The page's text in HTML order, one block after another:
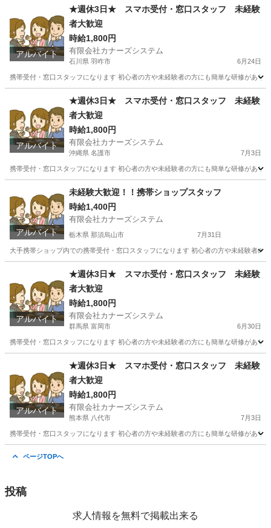
携帯ショップ スタッフ
アルバイト
★週休3日★ スマホ受付・窓口スタッフ 未経験
者大歓迎
時給1,800円
有限会社カナーズシステム
石川県 羽咋市 6月24日
携帯受付・窓口スタッフになります 初心者の方や未経験者の方にも簡単な研修があ
携帯ショップ スタッフ
アルバイト
★週休3日★ スマホ受付・窓口スタッフ 未経験
者大歓迎
時給1,800円
有限会社カナーズシステム
沖縄県 名護市 7月3日
携帯受付・窓口スタッフになります 初心者の方や未経験者の方にも簡単な研修があ
携帯ショップ スタッフ
アルバイト
未経験大歓迎！！携帯ショップスタッフ
時給1,400円
有限会社カナーズシステム
栃木県 那須烏山市 7月31日
大手携帯ショップ内での携帯受付・窓口スタッフになります 初心者の方や未経験者
那須烏山市 携帯ショップ スタッフ
アルバイト
★週休3日★ スマホ受付・窓口スタッフ 未経験
者大歓迎
時給1,800円
有限会社カナーズシステム
群馬県 富岡市 6月30日
携帯受付・窓口スタッフになります 初心者の方や未経験者の方にも簡単な研修があ
携帯ショップ スタッフ
アルバイト
★週休3日★ スマホ受付・窓口スタッフ 未経験
者大歓迎
時給1,800円
有限会社カナーズシステム
熊本県 八代市 7月3日
携帯受付・窓口スタッフになります 初心者の方や未経験者の方にも簡単な研修があ
ページTOPへ
投稿
求人情報を無料で掲載出来る